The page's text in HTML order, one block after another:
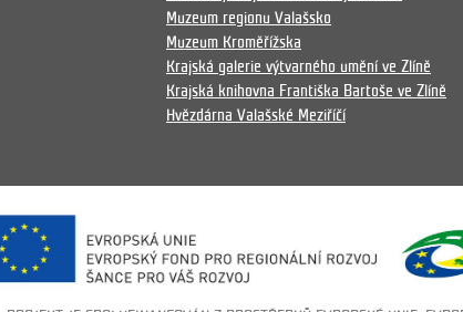
Muzeum regionu Valašsko
Muzeum Kroměřížska
Krajská galerie výtvarného umění ve Zlíně
Krajská knihovna Františka Bartoše ve Zlíně
Hvězdárna Valašské Meziříčí